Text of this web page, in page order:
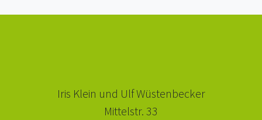
Iris Klein und Ulf Wüstenbecker
Mittelstr. 33